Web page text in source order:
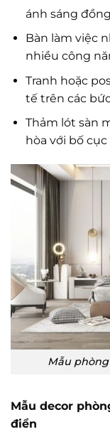
ánh sáng
Bàn làm việc
nhiều công
Tranh hoặc
tế trên các
Thảm lót sàn
hòa với bố
Mẫu
Mẫu decor
điển